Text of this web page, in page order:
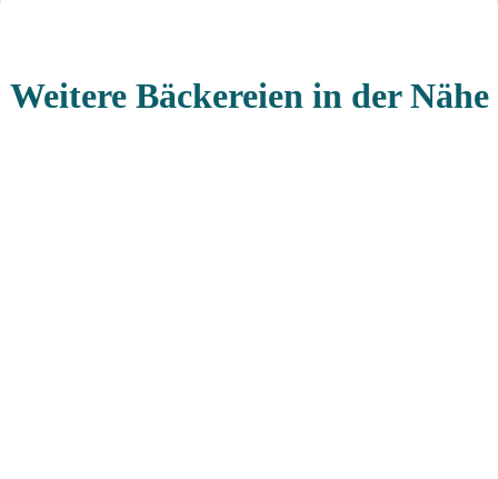
Weitere Bäckereien in der Nähe